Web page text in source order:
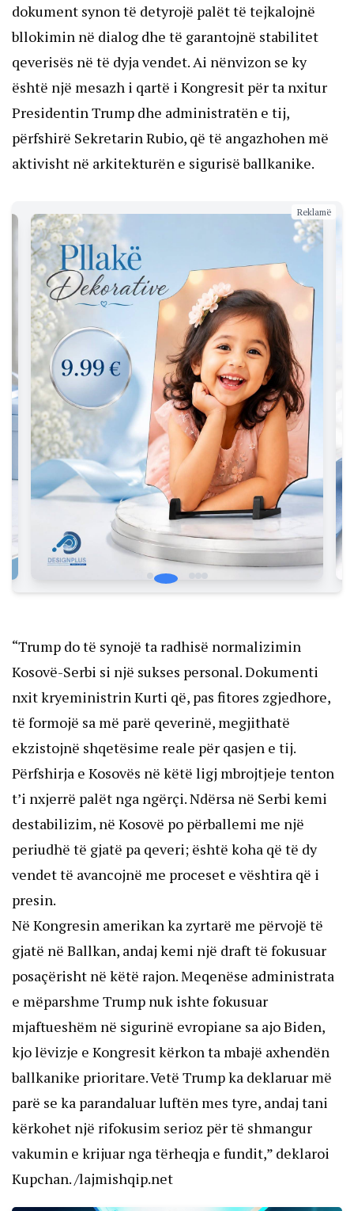
dokument synon të detyrojë palët të tejkalojnë
bllokimin në dialog dhe të garantojnë stabilitet
qeverisës në të dyja vendet. Ai nënvizon se ky
është një mesazh i qartë i Kongresit për ta nxitur
Presidentin Trump dhe administratën e tij,
përfshirë Sekretarin Rubio, që të angazhohen më
aktivisht në arkitekturën e sigurisë ballkanike.
Reklamë
“Trump do të synojë ta radhisë normalizimin
Kosovë-Serbi si një sukses personal. Dokumenti
nxit kryeministrin Kurti që, pas fitores zgjedhore,
të formojë sa më parë qeverinë, megjithatë
ekzistojnë shqetësime reale për qasjen e tij.
Përfshirja e Kosovës në këtë ligj mbrojtjeje tenton
t’i nxjerrë palët nga ngërçi. Ndërsa në Serbi kemi
destabilizim, në Kosovë po përballemi me një
periudhë të gjatë pa qeveri; është koha që të dy
vendet të avancojnë me proceset e vështira që i
presin.
Në Kongresin amerikan ka zyrtarë me përvojë të
gjatë në Ballkan, andaj kemi një draft të fokusuar
posaçërisht në këtë rajon. Meqenëse administrata
e mëparshme Trump nuk ishte fokusuar
mjaftueshëm në sigurinë evropiane sa ajo Biden,
kjo lëvizje e Kongresit kërkon ta mbajë axhendën
ballkanike prioritare. Vetë Trump ka deklaruar më
parë se ka parandaluar luftën mes tyre, andaj tani
kërkohet një rifokusim serioz për të shmangur
vakumin e krijuar nga tërheqja e fundit,” deklaroi
Kupchan. /lajmishqip.net